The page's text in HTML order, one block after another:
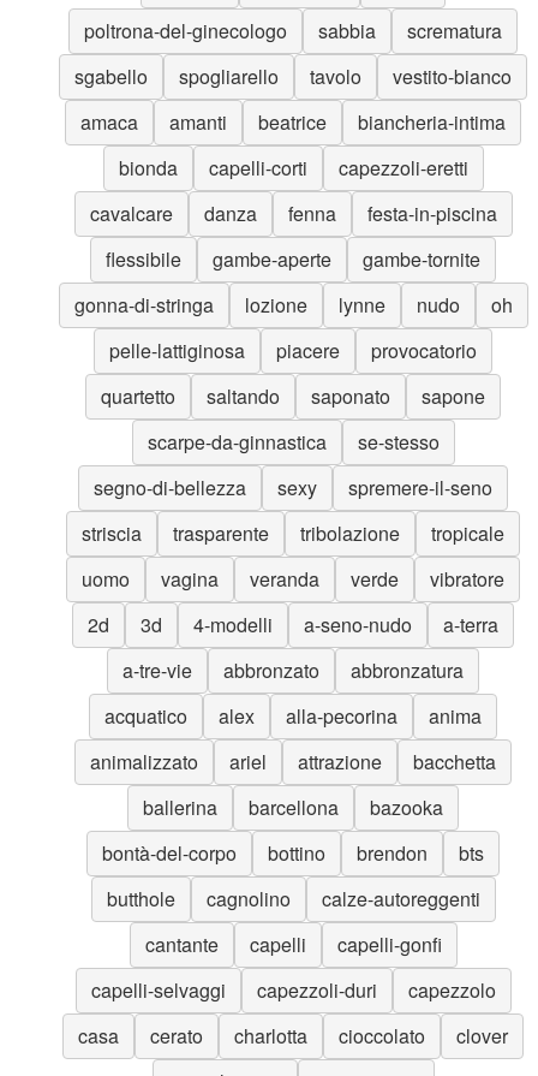
poltrona-del-ginecologo
sabbia
scrematura
sgabello
spogliarello tavolo
vestito-bianco
amaca
amanti beatrice
biancheria-intima
bionda
capelli-corti
capezzoli-eretti
cavalcare
danza fenna
festa-in-piscina
flessibile
gambe-aperte
gambe-tornite
gonna-di-stringa
lozione lynne nudo
oh
pelle-lattiginosa
piacere
provocatorio
quartetto
saltando saponato
sapone
scarpe-da-ginnastica
se-stesso
segno-di-bellezza
sexy
spremere-il-seno
striscia
trasparente tribolazione
tropicale
uomo
vagina veranda verde
vibratore
2d
3d 4-modelli a-seno-nudo
a-terra
a-tre-vie
abbronzato
abbronzatura
acquatico
alex alla-pecorina
anima
animalizzato
ariel attrazione
bacchetta
ballerina
barcellona
bazooka
bontà-del-corpo
bottino brendon
bts
butthole
cagnolino
calze-autoreggenti
cantante
capelli
capelli-gonfi
capelli-selvaggi
capezzoli-duri
capezzolo
casa
cerato charlotta cioccolato
clover